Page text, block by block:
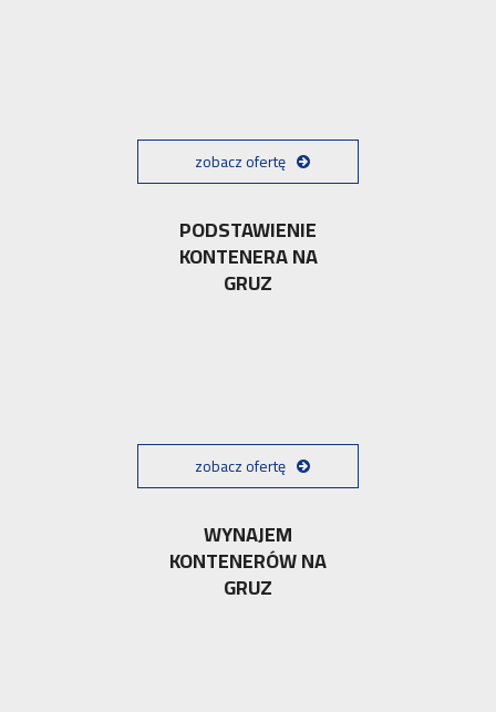
zobacz ofertę
PODSTAWIENIE
KONTENERA NA
GRUZ
zobacz ofertę
WYNAJEM
KONTENERÓW NA
GRUZ